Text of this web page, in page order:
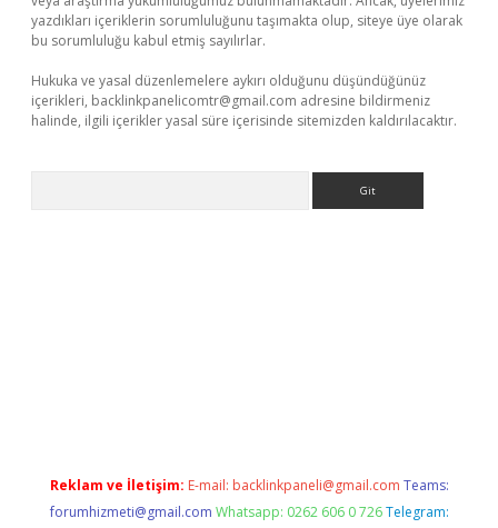
yazdıkları içeriklerin sorumluluğunu taşımakta olup, siteye üye olarak
bu sorumluluğu kabul etmiş sayılırlar.
Hukuka ve yasal düzenlemelere aykırı olduğunu düşündüğünüz
içerikleri, backlinkpanelicomtr@gmail.com adresine bildirmeniz
halinde, ilgili içerikler yasal süre içerisinde sitemizden kaldırılacaktır.
Reklam ve İletişim: E-mail: backlinkpaneli@gmail.com Teams:
forumhizmeti@gmail.com Whatsapp: 0262 606 0 726 Telegram: